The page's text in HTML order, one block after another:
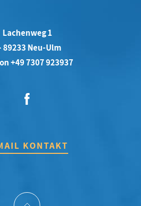
Lachenweg 1
89233 Neu-Ulm
+49 7307 923937
KONTAKT